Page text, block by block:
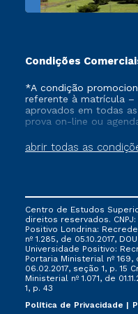
Condições
abrir todas as
*A condição
referente à matrícula
aprovados em todas
prova on-line ou
vigente, que ainda não
tenham cancelado ou
via FIES, Prouni e
não se acumula com
ofertada pela
Centro de Estudos
direitos reservados. CNPJ:
Positivo Londrina:
nº 1.285, de 05.10.2017,
Universidade Positivo:
Portaria Ministerial nº 169,
06.02.2017, seção 1, p. 15
Ministerial nº 1.071, de
1, p. 43
Política de Privacidade